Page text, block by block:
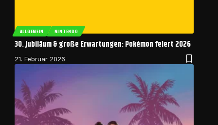
ALLGEMEIN NINTENDO
30. Jubiläum & große Erwartungen: Pokémon feiert 2026
21. Februar 2026